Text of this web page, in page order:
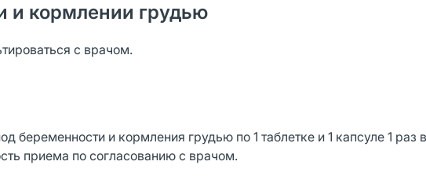
и кормлении грудью
с врачом.
и кормления грудью по 1 таблетке и 1 капсуле 1 раз
приема по согласованию с врачом.